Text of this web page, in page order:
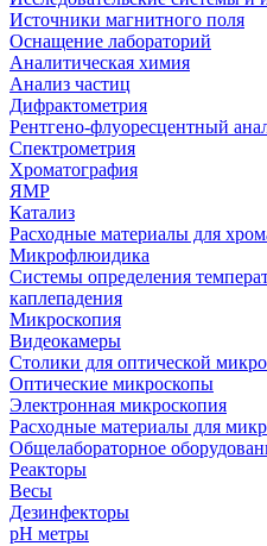
Источники магнитного поля
Оснащение лабораторий
Аналитическая химия
Анализ частиц
Дифрактометрия
Рентгено-флуоресцентный
Спектрометрия
Хроматография
ЯМР
Катализ
Расходные материалы для
Микрофлюидика
Системы определения
каплепадения
Микроскопия
Видеокамеры
Столики для оптической
Оптические микроскопы
Электронная микроскопия
Расходные материалы для
Общелабораторное
Реакторы
Весы
Дезинфекторы
рН метры